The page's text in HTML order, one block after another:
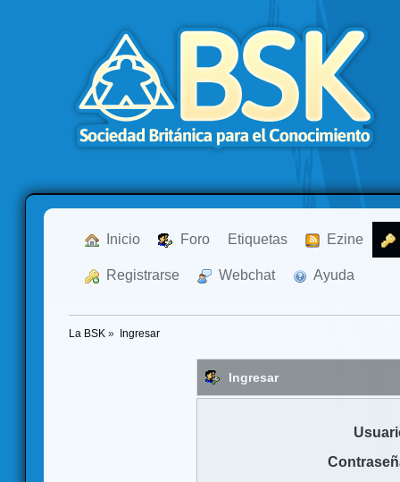
Inicio Foro Etiquetas Ezine
Registrarse Webchat Ayuda
La BSK » Ingresar
Ingresar